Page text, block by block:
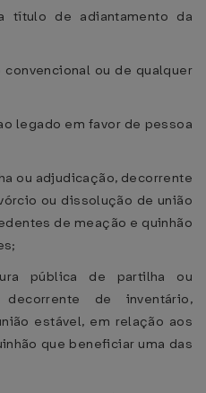
título de adiantamento da
ou de qualquer
legado em favor de pessoa
ou adjudicação, decorrente
ou dissolução de união
de meação e quinhão
pública de partilha ou
decorrente de inventário,
estável, em relação aos
que beneficiar uma das